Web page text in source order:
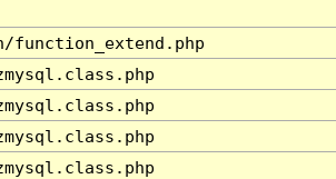
function_extend.php